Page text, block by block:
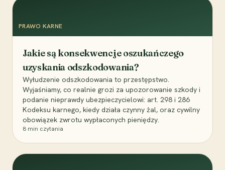
PRAWO KARNE
Jakie są konsekwencje oszukańczego
uzyskania odszkodowania?
Wyłudzenie odszkodowania to przestępstwo.
Wyjaśniamy, co realnie grozi za upozorowanie szkody i
podanie nieprawdy ubezpieczycielowi: art. 298 i 286
Kodeksu karnego, kiedy działa czynny żal, oraz cywilny
obowiązek zwrotu wypłaconych pieniędzy.
8 min czytania